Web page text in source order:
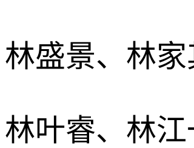
林盛景、林
林叶睿、林